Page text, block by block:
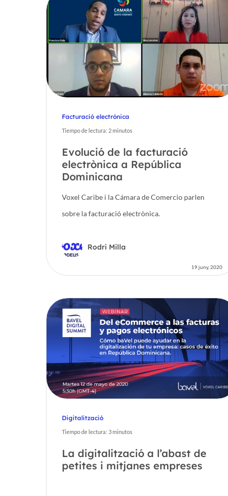
Facturació electrónica
Tiempo de lectura: 2minutos
Evolució de la facturació
electrònica a República
Dominicana
Voxel Caribe i la Cámara de Comercio parlen
sobre la facturació electrònica.
Rodri Milla
19 juny, 2020
Digitalització
Tiempo de lectura: 3minutos
La digitalització a l’abast de
petites i mitjanes empreses